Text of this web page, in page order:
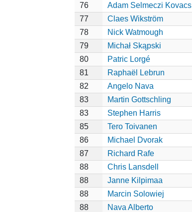
76
Adam Selmeczi Kovacs
77
Claes Wikström
78
Nick Watmough
79
Michał Skąpski
80
Patric Lorgé
81
Raphaël Lebrun
82
Angelo Nava
83
Martin Gottschling
83
Stephen Harris
85
Tero Toivanen
86
Michael Dvorak
87
Richard Rafe
88
Chris Lansdell
88
Janne Kilpimaa
88
Marcin Solowiej
88
Nava Alberto